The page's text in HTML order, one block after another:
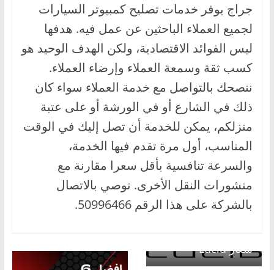
جراج يوفر خدمات تصليح كمبيوتر السيارات
لجميع العملاء الباحثين عن عمل فيه. هدفها
ليس الفوائد الاقتصادية، ولكن الهدف الوحيد هو
كسب ثقة وسمعة العملاء وإرضاء العملاء.
ننصحك بالتواصل مع خدمة العملاء سواء كان
ذلك في الشارع أو في الورشة أو على عتبة
منزلكم، يمكن للخدمة أن تصل إليك في الوقت
المناسب، أول مرة تقدم فيها الخدمة،
والسرعة تنافسية بأقل سعرا مقارنة مع
منشورات النقل الأخرى. نوصي بالاتصال
بالشركة على هذا الرقم 50996466.
شعار Lucid